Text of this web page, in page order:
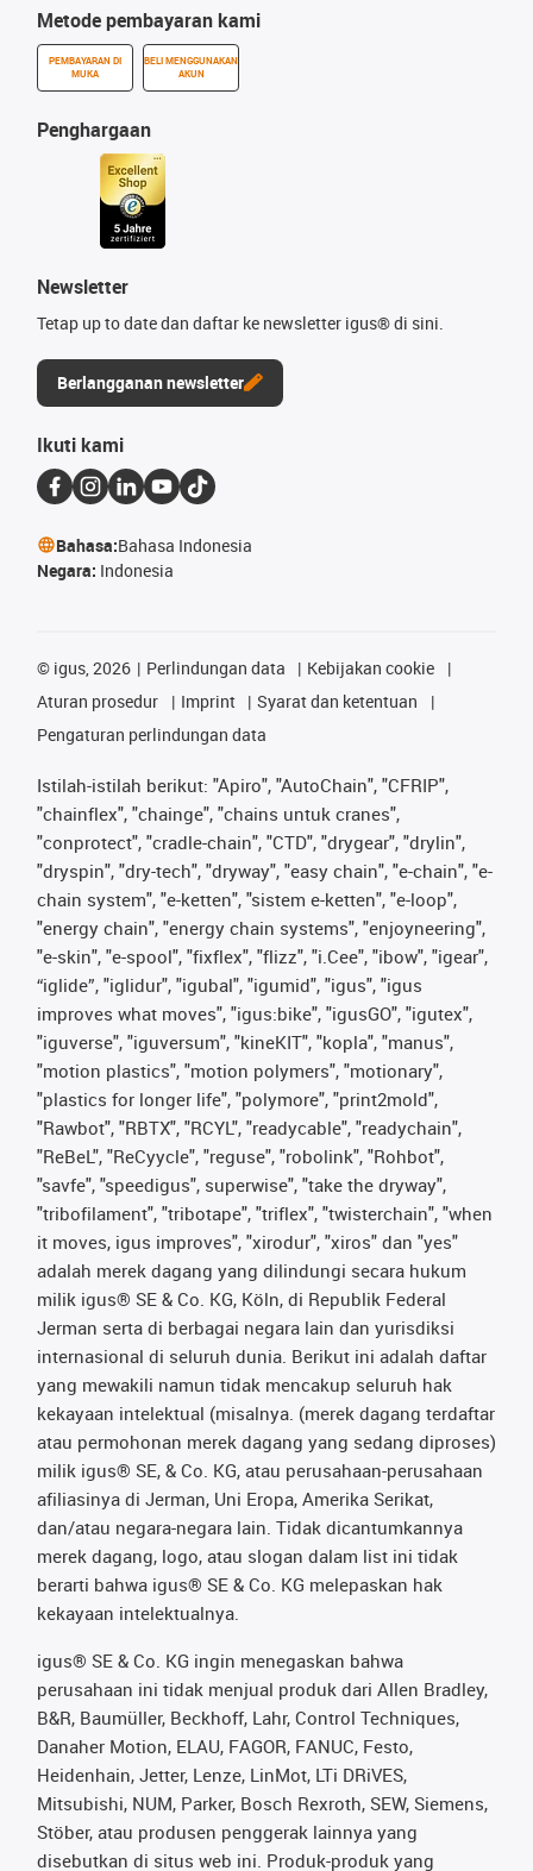
Metode pembayaran kami
PEMBAYARAN DI
MUKA
BELI MENGGUNAKAN
AKUN
Penghargaan
Newsletter
Tetap up to date dan daftar ke newsletter igus® di sini.
Berlangganan newsletter
Ikuti kami
Bahasa:Bahasa Indonesia
Negara: Indonesia
© igus, 2026 Perlindungan data
Kebijakan cookie
Aturan prosedur
Imprint
Syarat dan ketentuan
Pengaturan perlindungan data
Istilah-istilah berikut: "Apiro", "AutoChain", "CFRIP",
"chainflex", "chainge", "chains untuk cranes",
"conprotect", "cradle-chain", "CTD", "drygear", "drylin",
"dryspin", "dry-tech", "dryway", "easy chain", "e-chain", "e-
chain system", "e-ketten", "sistem e-ketten", "e-loop",
"energy chain", "energy chain systems", "enjoyneering",
"e-skin", "e-spool", "fixflex", "flizz", "i.Cee", "ibow", "igear",
“iglide”, "iglidur", "igubal", "igumid", "igus", "igus
improves what moves", "igus:bike", "igusGO", "igutex",
"iguverse", "iguversum", "kineKIT", "kopla", "manus",
"motion plastics", "motion polymers", "motionary",
"plastics for longer life", "polymore", "print2mold",
"Rawbot", "RBTX", "RCYL", "readycable", "readychain",
"ReBeL", "ReCyycle", "reguse", "robolink", "Rohbot",
"savfe", "speedigus", superwise", "take the dryway",
"tribofilament", "tribotape", "triflex", "twisterchain", "when
it moves, igus improves", "xirodur", "xiros" dan "yes"
adalah merek dagang yang dilindungi secara hukum
milik igus® SE & Co. KG, Köln, di Republik Federal
Jerman serta di berbagai negara lain dan yurisdiksi
internasional di seluruh dunia. Berikut ini adalah daftar
yang mewakili namun tidak mencakup seluruh hak
kekayaan intelektual (misalnya. (merek dagang terdaftar
atau permohonan merek dagang yang sedang diproses)
milik igus® SE, & Co. KG, atau perusahaan-perusahaan
afiliasinya di Jerman, Uni Eropa, Amerika Serikat,
dan/atau negara-negara lain. Tidak dicantumkannya
merek dagang, logo, atau slogan dalam list ini tidak
berarti bahwa igus® SE & Co. KG melepaskan hak
kekayaan intelektualnya.
igus® SE & Co. KG ingin menegaskan bahwa
perusahaan ini tidak menjual produk dari Allen Bradley,
B&R, Baumüller, Beckhoff, Lahr, Control Techniques,
Danaher Motion, ELAU, FAGOR, FANUC, Festo,
Heidenhain, Jetter, Lenze, LinMot, LTi DRiVES,
Mitsubishi, NUM, Parker, Bosch Rexroth, SEW, Siemens,
Stöber, atau produsen penggerak lainnya yang
disebutkan di situs web ini. Produk-produk yang